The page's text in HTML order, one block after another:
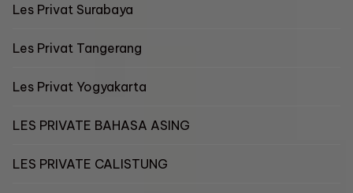
Les Privat Surabaya
Les Privat Tangerang
Les Privat Yogyakarta
LES PRIVATE BAHASA ASING
LES PRIVATE CALISTUNG